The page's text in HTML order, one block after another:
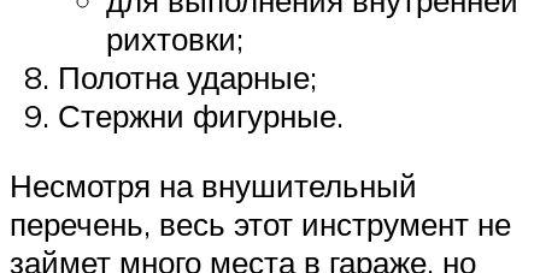
рихтовки;
Полотна ударные;
Стержни фигурные.
Несмотря на внушительный
перечень, весь этот инструмент не
займет много места в гараже, но